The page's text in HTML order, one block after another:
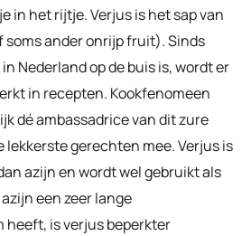
in het rijtje. Verjus is het sap van
ander onrijp fruit). Sinds
Nederland op de buis is, wordt er
in recepten. Kookfenomeen
dé ambassadrice van dit zure
lekkerste gerechten mee. Verjus is
azijn en wordt wel gebruikt als
een zeer lange
heeft, is verjus beperkter